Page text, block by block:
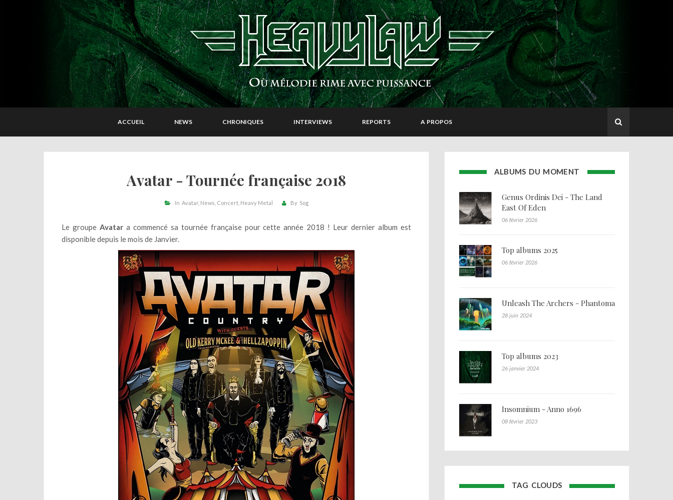
ACCUEIL NEWS CHRONIQUES INTERVIEWS REPORTS A PROPOS
Avatar - Tournée française 2018
In Avatar News Concert Heavy Metal By Sog
Le groupe Avatara commencé sa tournée française pour cette année 2018 ! Leur dernier album est
disponible depuis le mois de Janvier.
ALBUMS DU MOMENT
Genus Ordinis Dei - The Land
East Of Eden
06 février 2026
Top albums 2025
06 février 2026
Unleash The Archers - Phantoma
28 juin 2024
Top albums 2023
26 janvier 2024
Insomnium - Anno 1696
08 février 2023
TAG CLOUDS